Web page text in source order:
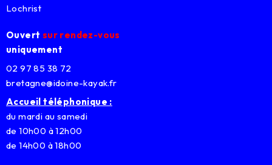
Lochrist
Ouvert sur rendez-vous
uniquement
02 97 85 38 72
bretagne@idoine-kayak.fr
Accueil téléphonique :
du mardi au samedi
de 10h00 à 12h00
de 14h00 à 18h00